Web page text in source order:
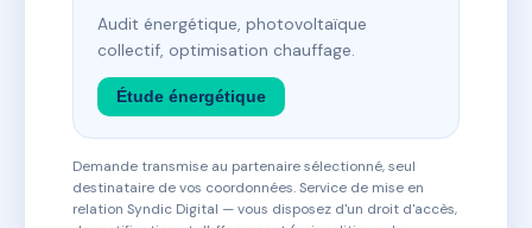
Audit énergétique, photovoltaïque
collectif, optimisation chauffage.
Étude énergétique
Demande transmise au partenaire sélectionné, seul
destinataire de vos coordonnées. Service de mise en
relation Syndic Digital — vous disposez d'un droit d'accès,